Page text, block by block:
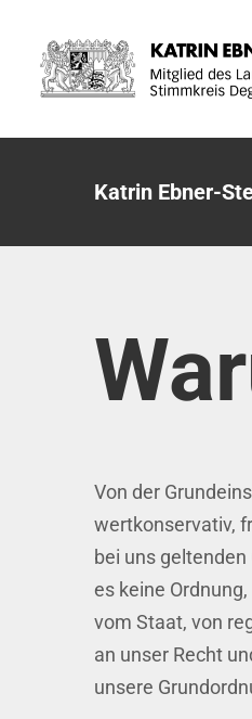
Inhalt
springen
Katrin Ebner-
Von der
wertkonservativ,
bei uns
es keine
vom Staat, von
an unser Recht
unsere